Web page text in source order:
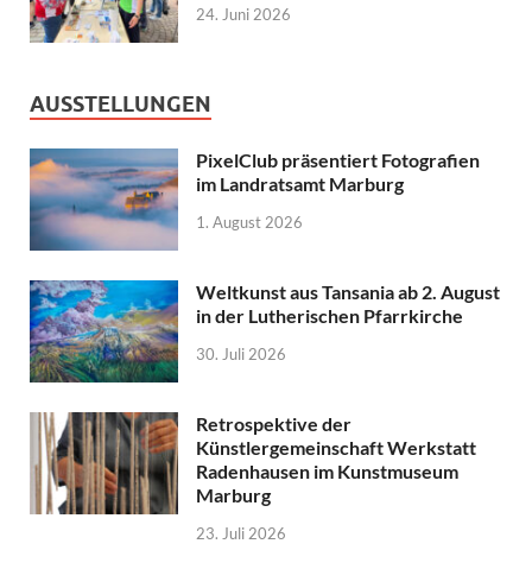
24. Juni 2026
AUSSTELLUNGEN
PixelClub präsentiert Fotografien
im Landratsamt Marburg
1. August 2026
Weltkunst aus Tansania ab 2. August
in der Lutherischen Pfarrkirche
30. Juli 2026
Retrospektive der
Künstlergemeinschaft Werkstatt
Radenhausen im Kunstmuseum
Marburg
23. Juli 2026